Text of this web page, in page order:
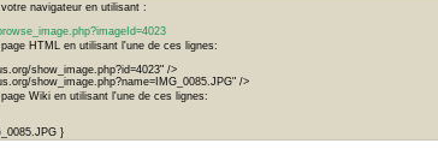
navigateur en utilisant :
HTML en utilisant l'une de ces lignes:
show_image.php?id=4023" />
show_image.php?name=IMG_0085.JPG" />
Wiki en utilisant l'une de ces lignes:
}